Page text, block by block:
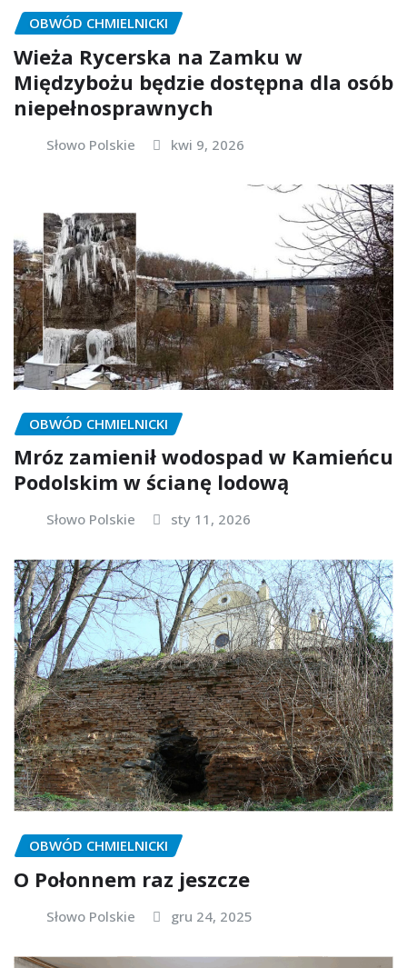
OBWÓD CHMIELNICKI
Wieża Rycerska na Zamku w
Międzybożu będzie dostępna dla osób
niepełnosprawnych
Słowo Polskie kwi 9, 2026
OBWÓD CHMIELNICKI
Mróz zamienił wodospad w Kamieńcu
Podolskim w ścianę lodową
Słowo Polskie sty 11, 2026
OBWÓD CHMIELNICKI
O Połonnem raz jeszcze
Słowo Polskie gru 24, 2025